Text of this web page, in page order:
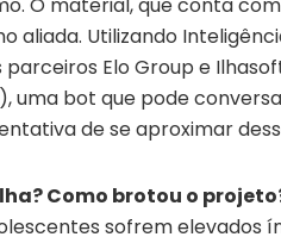
aliada. Utilizando
parceiros Elo Group e
uma bot que pode
de se aproximar
Como brotou o
sofrem elevados